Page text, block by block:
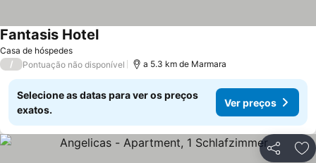
Casa de hóspedes
Fantasis HotelVer preços
/ Pontuação não disponível a 5.3 km de Marmara
Selecione as datas para ver os preços
exatos.
Ver preços
Partilhar